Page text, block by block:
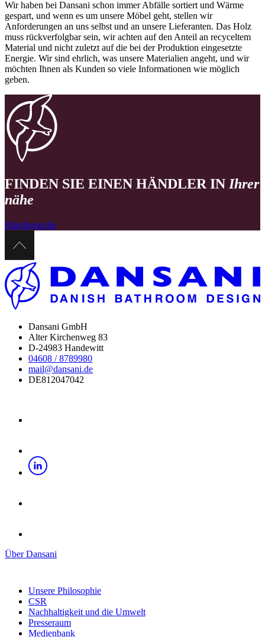
Wir haben bei Dansani schon immer Abfälle sortiert und Wärme
gespart, und wenn es um unsere Möbel geht, stellen wir
Anforderungen an uns selbst und an unsere Lieferanten. Das Holz
muss rückverfolgbar sein, wir achten auf den Anteil an recyceltem
Material und nicht zuletzt auf die bei der Produktion eingesetzte
Energie. Wir sind ehrlich, was unsere Materialien angeht, und wir
möchten Ihnen als Kunden so viele Informationen wie möglich
geben.
FINDEN SIE EINEN HÄNDLER IN Ihrer
nähe
Händlersuche
Dansani GmbH
Alter Kirchenweg 83
D-24983 Handewitt
04608 / 8789980
mail@dansani.de
DE812047042
Über Dansani
Unsere Philosophie
CSR
Nachhaltigkeit und die Umwelt
Presseraum
Medienbank